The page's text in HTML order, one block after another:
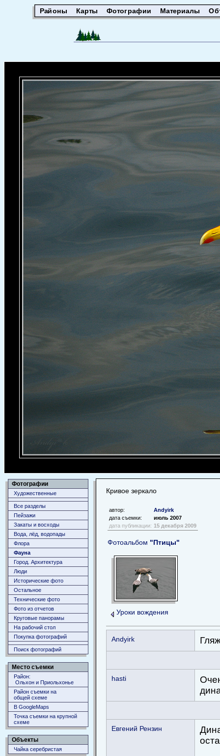
Районы Карты Фотографии Материалы
Фотографии
Художественные
Все разделы
Пейзажи
Закаты и восходы
Вода, лёд, водопады
Флора
Фауна
Город. Архитектура
Люди
Исторические фото
Остальное
Технические фото
Фото из отчетов
Круговые панорамы
На рабочий стол
Покупка фотографий
Поиск фотографий
Место съемки
Район:
Ольхон и Приольхонье
Район съемки на
общей схеме
В GoogleMaps
Точка съемки на крупной
схеме
Объекты
Чайка серебристая
Кривое зеркало
автор:
Andyirk
дата съемки:
июль 2007
дата публикации: 15 декабря 2009
Фотоальбом "Птицы"
Уроки вождения
Andyirk
hasti
Евгений Рензин